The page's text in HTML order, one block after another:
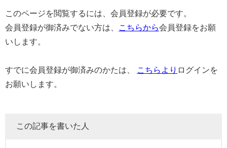
このページを閲覧するには、会員登録が必要です。
会員登録が御済みでない方は、
こちらから会員登録をお願
いします。
すでに会員登録が御済みのかたは、 こちらより ログインを
お願いします。
この記事を書いた人